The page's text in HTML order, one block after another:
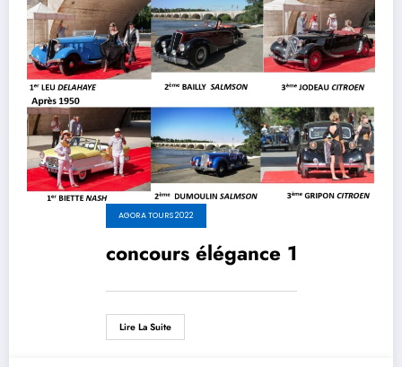
AGORA TOURS 2022
concours élégance 1
Lire La Suite